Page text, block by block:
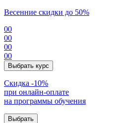
Весенние скидки до 50%
00
00
00
00
Выбрать курс
Cкидка -10%
при онлайн-оплате
на программы обучения
Выбрать